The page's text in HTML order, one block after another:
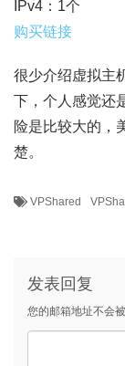
IPv4：1个
购买链接
很少介绍虚拟主
下，个人感觉还
险是比较大的，
楚。
VPShared
发表回复
您的邮箱地址不会被